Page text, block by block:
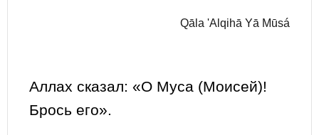
Qāla 'Alqihā Yā Mūsá
Аллах сказал: «О Муса (Моисей)!
Брось его».